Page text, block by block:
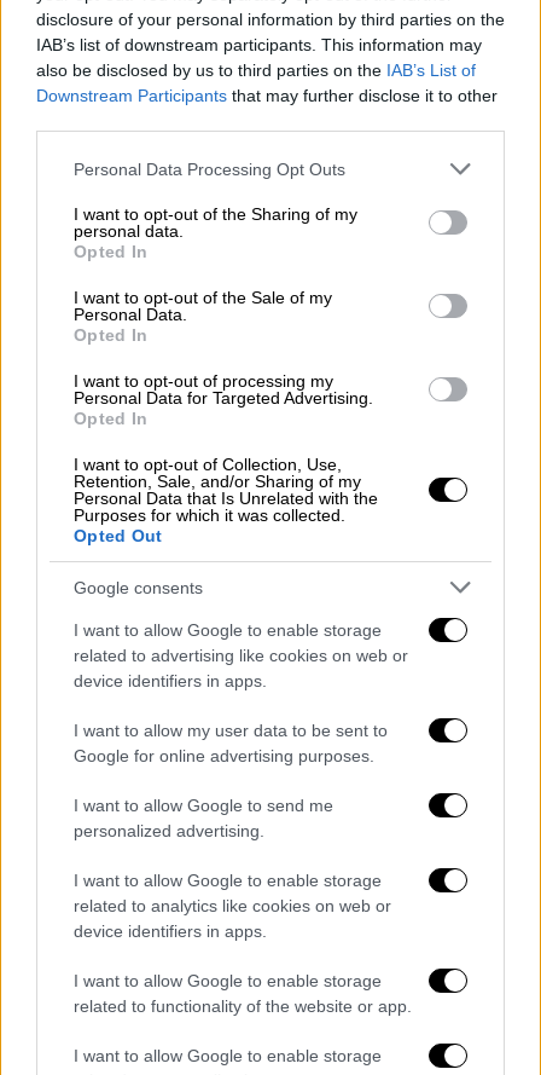
disclosure of your personal information by third parties on the
IAB’s list of downstream participants. This information may
also be disclosed by us to third parties on the IAB’s List of
Downstream Participants that may further disclose it to other
Please note that this website/app uses one or more Google
not limited to your visit or usage behaviour. You may click to
grant or deny consent to Google and its third-party tags to
use your data for below specified purposes in below Google
consent section.
Personal Data Processing Opt Outs
I want to opt-out of the Sharing of my
personal data.
Opted In
I want to opt-out of the Sale of my
Personal Data.
Opted In
I want to opt-out of processing my
Personal Data for Targeted Advertising.
Opted In
I want to opt-out of Collection, Use,
Retention, Sale, and/or Sharing of my
Personal Data that Is Unrelated with the
Purposes for which it was collected.
Opted Out
Google consents
I want to allow Google to enable storage
related to advertising like cookies on web or
device identifiers in apps.
I want to allow my user data to be sent to
Google for online advertising purposes.
I want to allow Google to send me
personalized advertising.
I want to allow Google to enable storage
related to analytics like cookies on web or
device identifiers in apps.
I want to allow Google to enable storage
related to functionality of the website or app.
I want to allow Google to enable storage
Σποράδων.
Επιδοτούνται και τα ακτοπλοϊκά
Εκτός από τη διαμονή σε τουριστικά
καταλύματα,επιδοτούνται καιακτοπλοϊκά
εισιτήρια.
Η συμμετοχή των δικαιούχωνανέρχεται σε
Για τα
ακτοπλοϊκά εισιτήρια διατίθενται
δωρεάν
Όπως αναφέρεται σε σχετική ανακοίνωση,
το πρόγραμμα προβλέπει ειδική
και αυξημένη μοριοδότηση για δικαιούχους
με χαμηλότερο εισόδημα.
Επίσης, για τα ΑμεΑ προβλέπεται